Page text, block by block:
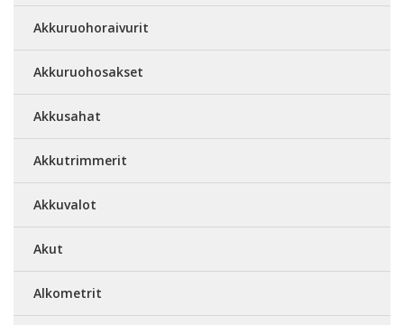
Akkuruohoraivurit
Akkuruohosakset
Akkusahat
Akkutrimmerit
Akkuvalot
Akut
Alkometrit